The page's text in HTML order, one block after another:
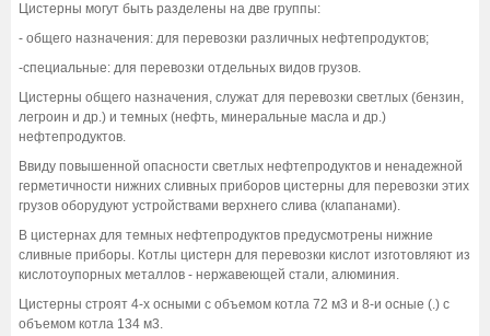
Цистерны могут быть разделены на две группы:
- общего назначения: для перевозки различных нефтепродуктов;
-специальные: для перевозки отдельных видов грузов.
Цистерны общего назначения, служат для перевозки светлых (бензин,
легроин и др.) и темных (нефть, минеральные масла и др.)
нефтепродуктов.
Ввиду повышенной опасности светлых нефтепродуктов и ненадежной
герметичности нижних сливных приборов цистерны для перевозки этих
грузов оборудуют устройствами верхнего слива (клапанами).
В цистернах для темных нефтепродуктов предусмотрены нижние
сливные приборы. Котлы цистерн для перевозки кислот изготовляют из
кислотоупорных металлов - нержавеющей стали, алюминия.
Цистерны строят 4-х осными с объемом котла 72 м3 и 8-и осные (.) с
объемом котла 134 м3.